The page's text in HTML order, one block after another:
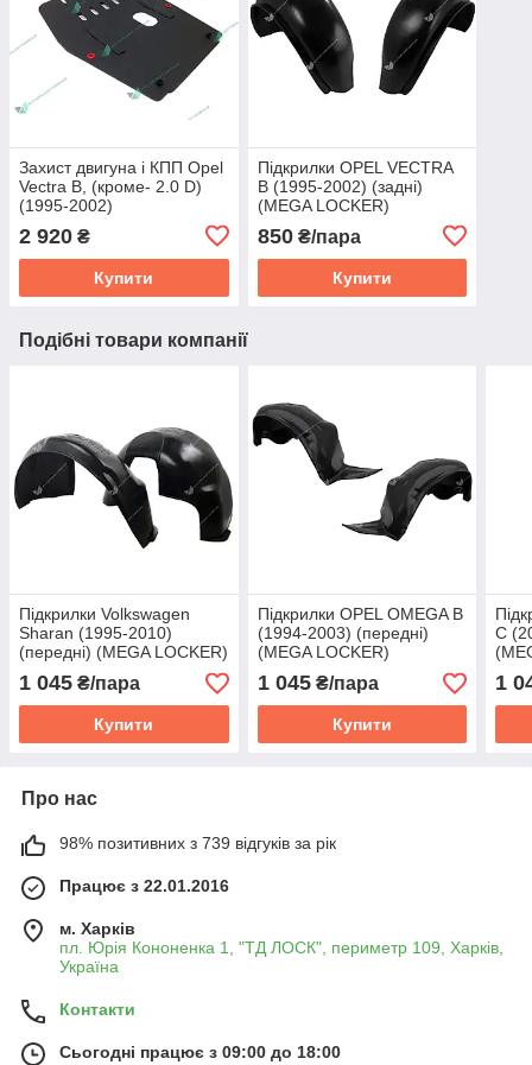
Захист двигуна і КПП Opel
Vectra В, (кроме- 2.0 D)
(1995-2002)
2 920 ₴
Купити
Підкрилки OPEL VECTRA
B (1995-2002) (задні)
(MEGA LOCKER)
850₴/пара
Купити
Подібні товари компанії
Підкрилки Volkswagen
Sharan (1995-2010)
(передні) (MEGA LOCKER)
1 045 ₴/пара
Купити
Підкрилки OPEL OMEGA B
(1994-2003) (передні)
(MEGA LOCKER)
1 045₴/пара
Купити
С
1
Про нас
98% позитивних з 739 відгуків за рік
Працює з 22.01.2016
м. Харків
пл. Юрія Кононенка 1, "ТД ЛОСК", периметр 109, Харків,
Україна
Контакти
Сьогодні працює з 09:00 до 18:00